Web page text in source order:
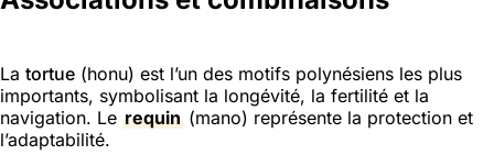
La tortue (honu) est l’un des motifs polynésiens les plus
importants, symbolisant la longévité, la fertilité et la
navigation. Le requin (mano) représente la protection et
l’adaptabilité.